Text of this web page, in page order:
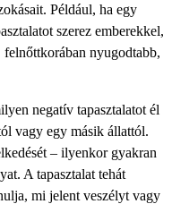
Például, ha egy
szerez emberekkel,
nyugodtabb,
negatív tapasztalatot él
vagy egy másik állattól.
– ilyenkor gyakran
A tapasztalat tehát
mi jelent veszélyt vagy